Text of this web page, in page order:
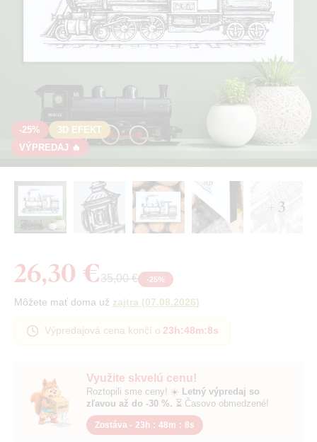
-25%
3D EFEKT
VÝPREDAJ 🔥
+ 3
Využite skvelú cenu!
Roztopili sme ceny! ☀️ Letný výpredaj so
zľavou až do -30 %. ⏳ Časovo obmedzené!
Zostáva - 23h : 48m : 8s
26,30 €35,00 € -25%
Môžete mať doma už zajtra (07.08.2026)
Výpredajová cena končí o 23h:48m:8s